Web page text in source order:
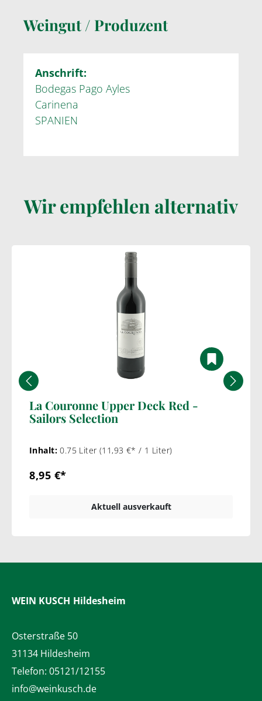
Weingut / Produzent
Anschrift:
Bodegas Pago Ayles
Carinena
SPANIEN
Wir empfehlen alternativ
La Couronne Upper Deck Red -
Sailors Selection
Inhalt:0.75 Liter (11,93 €* / 1 Liter)
8,95 €*
Aktuell ausverkauft
WEIN KUSCH Hildesheim
Osterstraße 50
31134 Hildesheim
Telefon: 05121/12155
info@weinkusch.de